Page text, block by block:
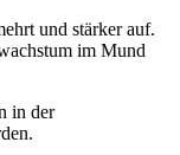
und stärker auf.
im Mund
in der